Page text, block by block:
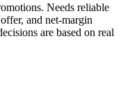
Needs reliable
and net-margin
are based on real